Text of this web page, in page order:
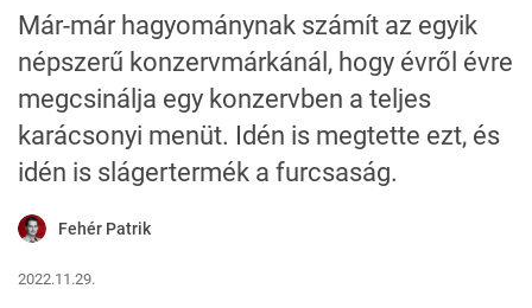
Már-már hagyománynak számít az egyik
népszerű konzervmárkánál, hogy évről évre
megcsinálja egy konzervben a teljes
karácsonyi menüt. Idén is megtette ezt, és
idén is slágertermék a furcsaság.
Fehér Patrik
2022.11.29.